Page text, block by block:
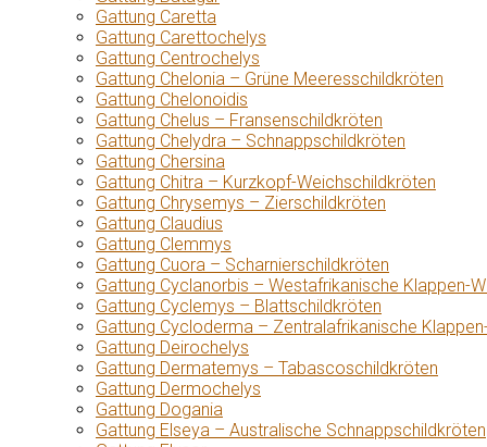
Gattung Caretta
Gattung Carettochelys
Gattung Centrochelys
Gattung Chelonia – Grüne Meeresschildkröten
Gattung Chelonoidis
Gattung Chelus – Fransenschildkröten
Gattung Chelydra – Schnappschildkröten
Gattung Chersina
Gattung Chitra – Kurzkopf-Weichschildkröten
Gattung Chrysemys – Zierschildkröten
Gattung Claudius
Gattung Clemmys
Gattung Cuora – Scharnierschildkröten
Gattung Cyclanorbis – Westafrikanische Klappen-
Gattung Cyclemys – Blattschildkröten
Gattung Cycloderma – Zentralafrikanische
Gattung Deirochelys
Gattung Dermatemys – Tabascoschildkröten
Gattung Dermochelys
Gattung Dogania
Gattung Elseya – Australische Schnappschildkröten